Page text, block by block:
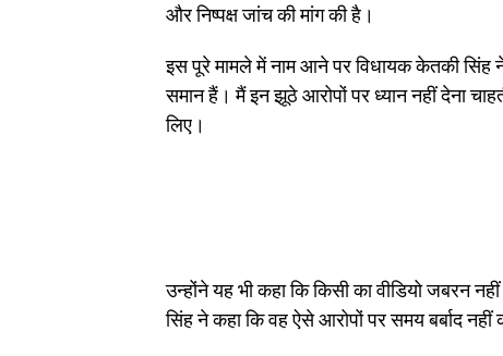
और निष्पक्ष जांच की मांग की है।
इस पूरे मामले में नाम आने पर विधायक केतकी सिंह
समान हैं। मैं इन झूठे आरोपों पर ध्यान नहीं देना
लिए।
उन्होंने यह भी कहा कि किसी का वीडियो जबरन
सिंह ने कहा कि वह ऐसे आरोपों पर समय बर्बाद